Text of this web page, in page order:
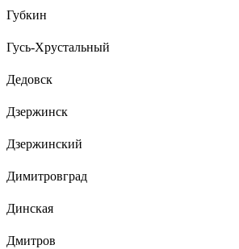
Губкин
Гусь-Хрустальный
Дедовск
Дзержинск
Дзержинский
Димитровград
Динская
Дмитров